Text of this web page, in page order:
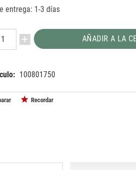
entrega: 1-3 días
AÑADIR A LA
100801750
Recordar